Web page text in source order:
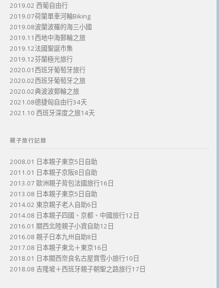
2019.02 西葡自由行
2019.07荷蘭單車河輪Biking
2019.08波蘭波羅的海三小國
2019.11西地中海郵輪之旅
2019.12法國聖誕市集
2019.12芬蘭極光旅行
2020.01西班牙葡萄牙旅行
2020.02西班牙葡萄牙之旅
2020.02典波波郵輪之旅
2021.08德捷匈自由行34天
2021.10 西班牙深度之旅14天
親子旅行記錄
2008.01 日本親子東京5日自助
2011.01 日本親子京阪8日自助
2013.07 歐洲親子背包法國旅行16日
2013.08 日本親子東京5日自助
2014.02 東京親子老人自助6日
2014.08 日本親子四國、京都、中國旅行12日
2016.01 關西北陸親子小資自助12日
2016.08 親子日本九州自助8日
2017.08 日本親子東北＋東京16日
2018.01 日本關西奈良名古屋賞雪小旅行10日
2018.08 吉隆坡＋西班牙親子朝聖之路旅行17日